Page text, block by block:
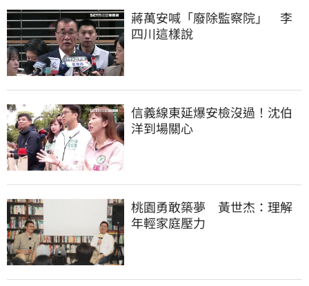
蔣萬安喊「廢除監察院」　李
四川這樣說
信義線東延爆安檢沒過！沈伯
洋到場關心
桃園勇敢築夢　黃世杰：理解
年輕家庭壓力